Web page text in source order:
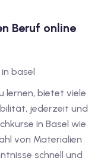
Beruf online
lernen, bietet viele
jederzeit und
in Basel wie
von Materialien
schnell und